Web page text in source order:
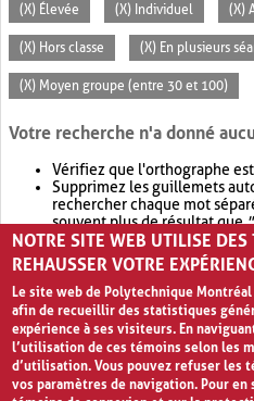
(X) Élevée (X) Individuel (X)
(X) Hors classe (X) En plusieurs
(X) Moyen groupe (entre 30 et 100)
Votre recherche n'a donné
Vérifiez que l'orthographe
Supprimez les guillemets
rechercher chaque mot
souvent plus de résultat que
Envisagez d'élargir votre
retournera souvent plus de
NOTRE SITE WEB UTILISE
REHAUSSER VOTRE
Le site web de Polytechnique
afin de recueillir des statistiques
expérience à ses visiteurs. En
l’utilisation de ces témoins selon les
d’utilisation. Vous pouvez refuser les
vos paramètres de navigation. Pour